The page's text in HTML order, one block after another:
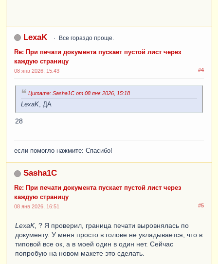
LexaK Все гораздо проще.
Re: При печати документа пускает пустой лист через
каждую страницу
#4
08 янв 2026, 15:43
Цитата: Sasha1C от 08 янв 2026, 15:18
LexaK, ДА
28
если помогло нажмите: Спасибо!
Sasha1C
Re: При печати документа пускает пустой лист через
каждую страницу
#5
08 янв 2026, 16:51
LexaK, ? Я проверил, граница печати выровнялась по
документу. У меня просто в голове не укладывается, что в
типовой все ок, а в моей один в один нет. Сейчас
попробую на новом макете это сделать.